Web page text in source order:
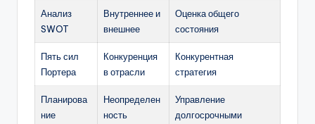
Анализ
SWOT
Внутреннее и
внешнее
Оценка общего
состояния
Пять сил
Портера
Конкуренция
в отрасли
Конкурентная
стратегия
Планирова
ние
Неопределен
ность
Управление
долгосрочными